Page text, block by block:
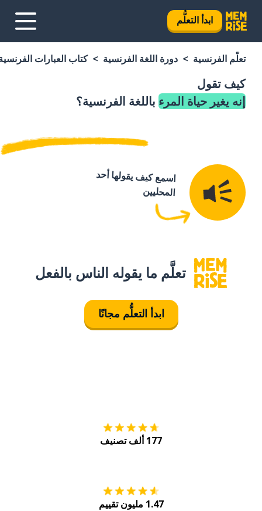
ابدأ التعلُّم
تعلَّم الفرنسية دورة اللغة الفرنسية كتاب العبارات
كيف تقول
إنه يغير حياة المرء باللغة الفرنسية؟
اسمع كيف يقولها أحد
المحليين
تعلَّم ما يقوله الناس بالفعل
ابدأ التعلُّم مجانًا
177 ألف تصنيف
1.47 مليون تقييم